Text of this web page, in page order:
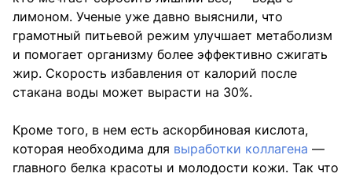
лимоном. Ученые уже давно выяснили, что
грамотный питьевой режим улучшает метаболизм
и помогает организму более эффективно сжигать
жир. Скорость избавления от калорий после
стакана воды может вырасти на 30%.
Кроме того, в нем есть аскорбиновая кислота,
которая необходима для выработки коллагена —
главного белка красоты и молодости кожи. Так что